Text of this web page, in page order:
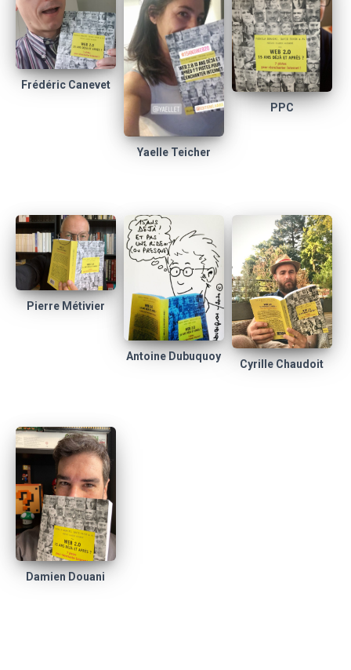
Frédéric Canevet
Yaelle Teicher
PPC
Pierre Métivier
Antoine Dubuquoy
Cyrille Chaudoit
Damien Douani